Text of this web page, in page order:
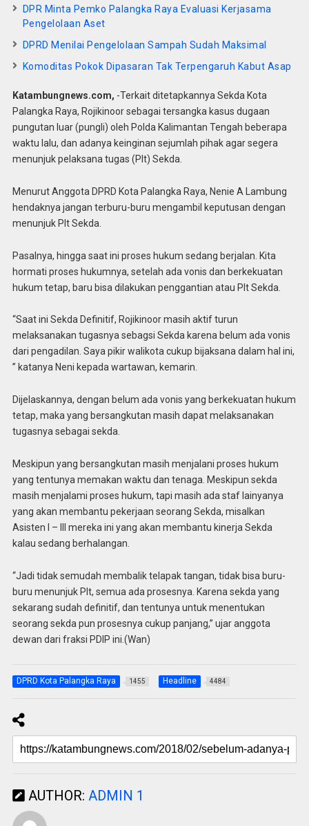
DPR Minta Pemko Palangka Raya Evaluasi Kerjasama
Pengelolaan Aset
DPRD Menilai Pengelolaan Sampah Sudah Maksimal
Komoditas Pokok Dipasaran Tak Terpengaruh Kabut Asap
Katambungnews.com, -Terkait ditetapkannya Sekda Kota
Palangka Raya, Rojikinoor sebagai tersangka kasus dugaan
pungutan luar (pungli) oleh Polda Kalimantan Tengah beberapa
waktu lalu, dan adanya keinginan sejumlah pihak agar segera
menunjuk pelaksana tugas (Plt) Sekda.
Menurut Anggota DPRD Kota Palangka Raya, Nenie A Lambung
hendaknya jangan terburu-buru mengambil keputusan dengan
menunjuk Plt Sekda.
Pasalnya, hingga saat ini proses hukum sedang berjalan. Kita
hormati proses hukumnya, setelah ada vonis dan berkekuatan
hukum tetap, baru bisa dilakukan penggantian atau Plt Sekda.
“Saat ini Sekda Definitif, Rojikinoor masih aktif turun
melaksanakan tugasnya sebagsi Sekda karena belum ada vonis
dari pengadilan. Saya pikir walikota cukup bijaksana dalam hal ini,
” katanya Neni kepada wartawan, kemarin.
Dijelaskannya, dengan belum ada vonis yang berkekuatan hukum
tetap, maka yang bersangkutan masih dapat melaksanakan
tugasnya sebagai sekda.
Meskipun yang bersangkutan masih menjalani proses hukum
yang tentunya memakan waktu dan tenaga. Meskipun sekda
masih menjalami proses hukum, tapi masih ada staf lainyanya
yang akan membantu pekerjaan seorang Sekda, misalkan
Asisten I – III mereka ini yang akan membantu kinerja Sekda
kalau sedang berhalangan.
“Jadi tidak semudah membalik telapak tangan, tidak bisa buru-
buru menunjuk Plt, semua ada prosesnya. Karena sekda yang
sekarang sudah definitif, dan tentunya untuk menentukan
seorang sekda pun prosesnya cukup panjang,” ujar anggota
dewan dari fraksi PDIP ini.(Wan)
DPRD Kota Palangka Raya 1455 Headline 4484
AUTHOR: ADMIN 1